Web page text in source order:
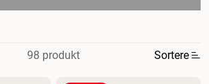
98 produkt Sortere